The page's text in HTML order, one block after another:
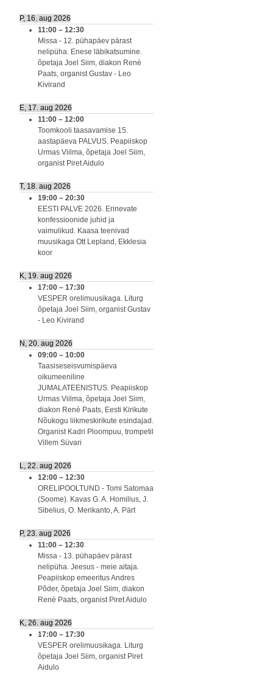
P, 16. aug 2026
11:00 – 12:30
Missa - 12. pühapäev pärast
nelipüha. Enese läbikatsumine.
õpetaja Joel Siim, diakon Renè
Paats, organist Gustav - Leo
Kivirand
E, 17. aug 2026
11:00 – 12:00
Toomkooli taasavamise 15.
aastapäeva PALVUS. Peapiiskop
Urmas Viilma, õpetaja Joel Siim,
organist Piret Aidulo
T, 18. aug 2026
19:00 – 20:30
EESTI PALVE 2026. Erinevate
konfessioonide juhid ja
vaimulikud. Kaasa teenivad
muusikaga Ott Lepland, Ekklesia
koor
K, 19. aug 2026
17:00 – 17:30
VESPER orelimuusikaga. Liturg
õpetaja Joel Siim, organist Gustav
- Leo Kivirand
N, 20. aug 2026
09:00 – 10:00
Taasiseseisvumispäeva
oikumeeniline
JUMALATEENISTUS. Peapiiskop
Urmas Viilma, õpetaja Joel Siim,
diakon Renè Paats, Eesti Kirikute
Nõukogu liikmeskirikute esindajad.
Organist Kadri Ploompuu, trompetil
Villem Süvari
L, 22. aug 2026
12:00 – 12:30
ORELIPOOLTUND - Tomi Satomaa
(Soome). Kavas G. A. Homilius, J.
Sibelius, O. Merikanto, A. Pärt
P, 23. aug 2026
11:00 – 12:30
Missa - 13. pühapäev pärast
nelipüha. Jeesus - meie aitaja.
Peapiiskop emeeritus Andres
Põder, õpetaja Joel Siim, diakon
Renè Paats, organist Piret Aidulo
K, 26. aug 2026
17:00 – 17:30
VESPER orelimuusikaga. Liturg
õpetaja Joel Siim, organist Piret
Aidulo